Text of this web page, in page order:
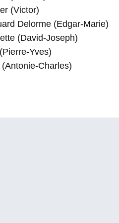
(Victor)
Delorme (Edgar-Marie)
(David-Joseph)
Yves)
Charles)